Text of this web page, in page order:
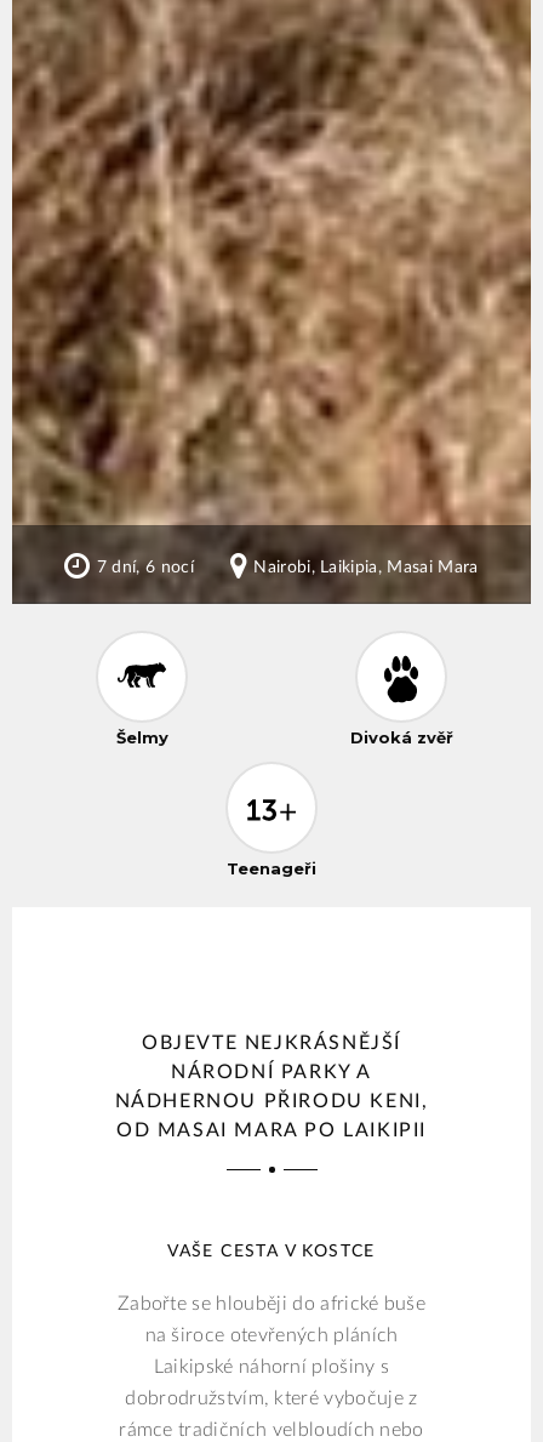
7 dní, 6 nocí Nairobi, Laikipia, Masai Mara
Šelmy Divoká zvěř
Teenageři
OBJEVTE NEJKRÁSNĚJŠÍ
NÁRODNÍ PARKY A
NÁDHERNOU PŘIRODU KENI,
OD MASAI MARA PO LAIKIPII
VAŠE CESTA V KOSTCE
Zabořte se hlouběji do africké buše
na široce otevřených pláních
Laikipské náhorní plošiny s
dobrodružstvím, které vybočuje z
rámce tradičních velbloudích nebo